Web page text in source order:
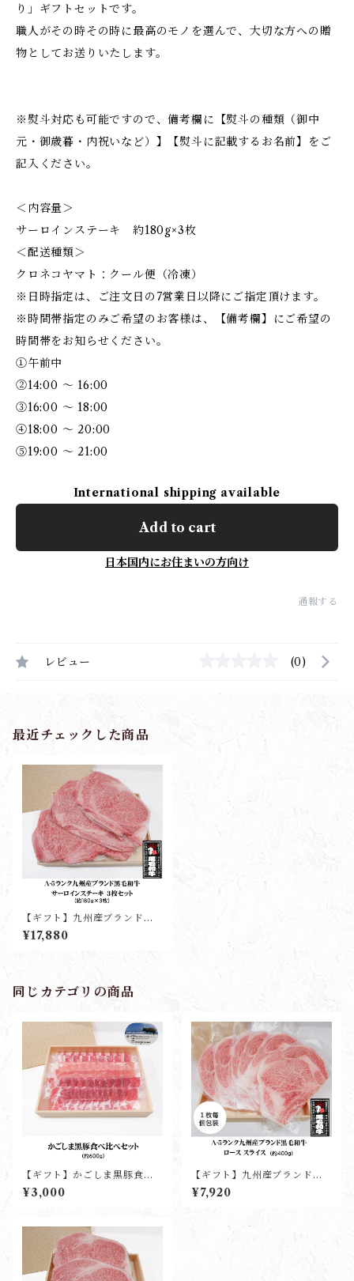
り」ギフトセットです。
職人がその時その時に最高のモノを選んで、大切な方への贈
物としてお送りいたします。
※熨斗対応も可能ですので、備考欄に【熨斗の種類（御中
元・御歳暮・内祝いなど）】【熨斗に記載するお名前】をご
記入ください。
＜内容量＞
サーロインステーキ 約180g×3枚
＜配送種類＞
クロネコヤマト：クール便（冷凍）
※日時指定は、ご注文日の7営業日以降にご指定頂けます。
※時間帯指定のみご希望のお客様は、【備考欄】にご希望の
時間帯をお知らせください。
①午前中
②14:00 ～ 16:00
③16:00 ～ 18:00
④18:00 ～ 20:00
⑤19:00 ～ 21:00
International shipping available
Add to cart
日本国内にお住まいの方向け
通報する
レビュー (0)
最近チェックした商品
【ギフト】九州産ブランド黒
毛和牛サーロインステーキ(3
枚入り)
¥17,880
同じカテゴリの商品
【ギフト】かごしま黒豚食べ
比べセット(約600g)
¥3,000
【ギフト】九州産ブランド黒
毛和牛ローススライス(約400
g)
¥7,920